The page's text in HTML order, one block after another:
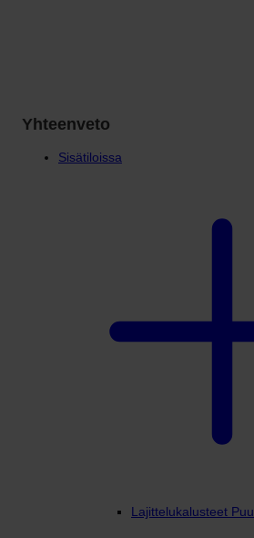
Yhteenveto
Sisätiloissa
Lajittelukalusteet Puu